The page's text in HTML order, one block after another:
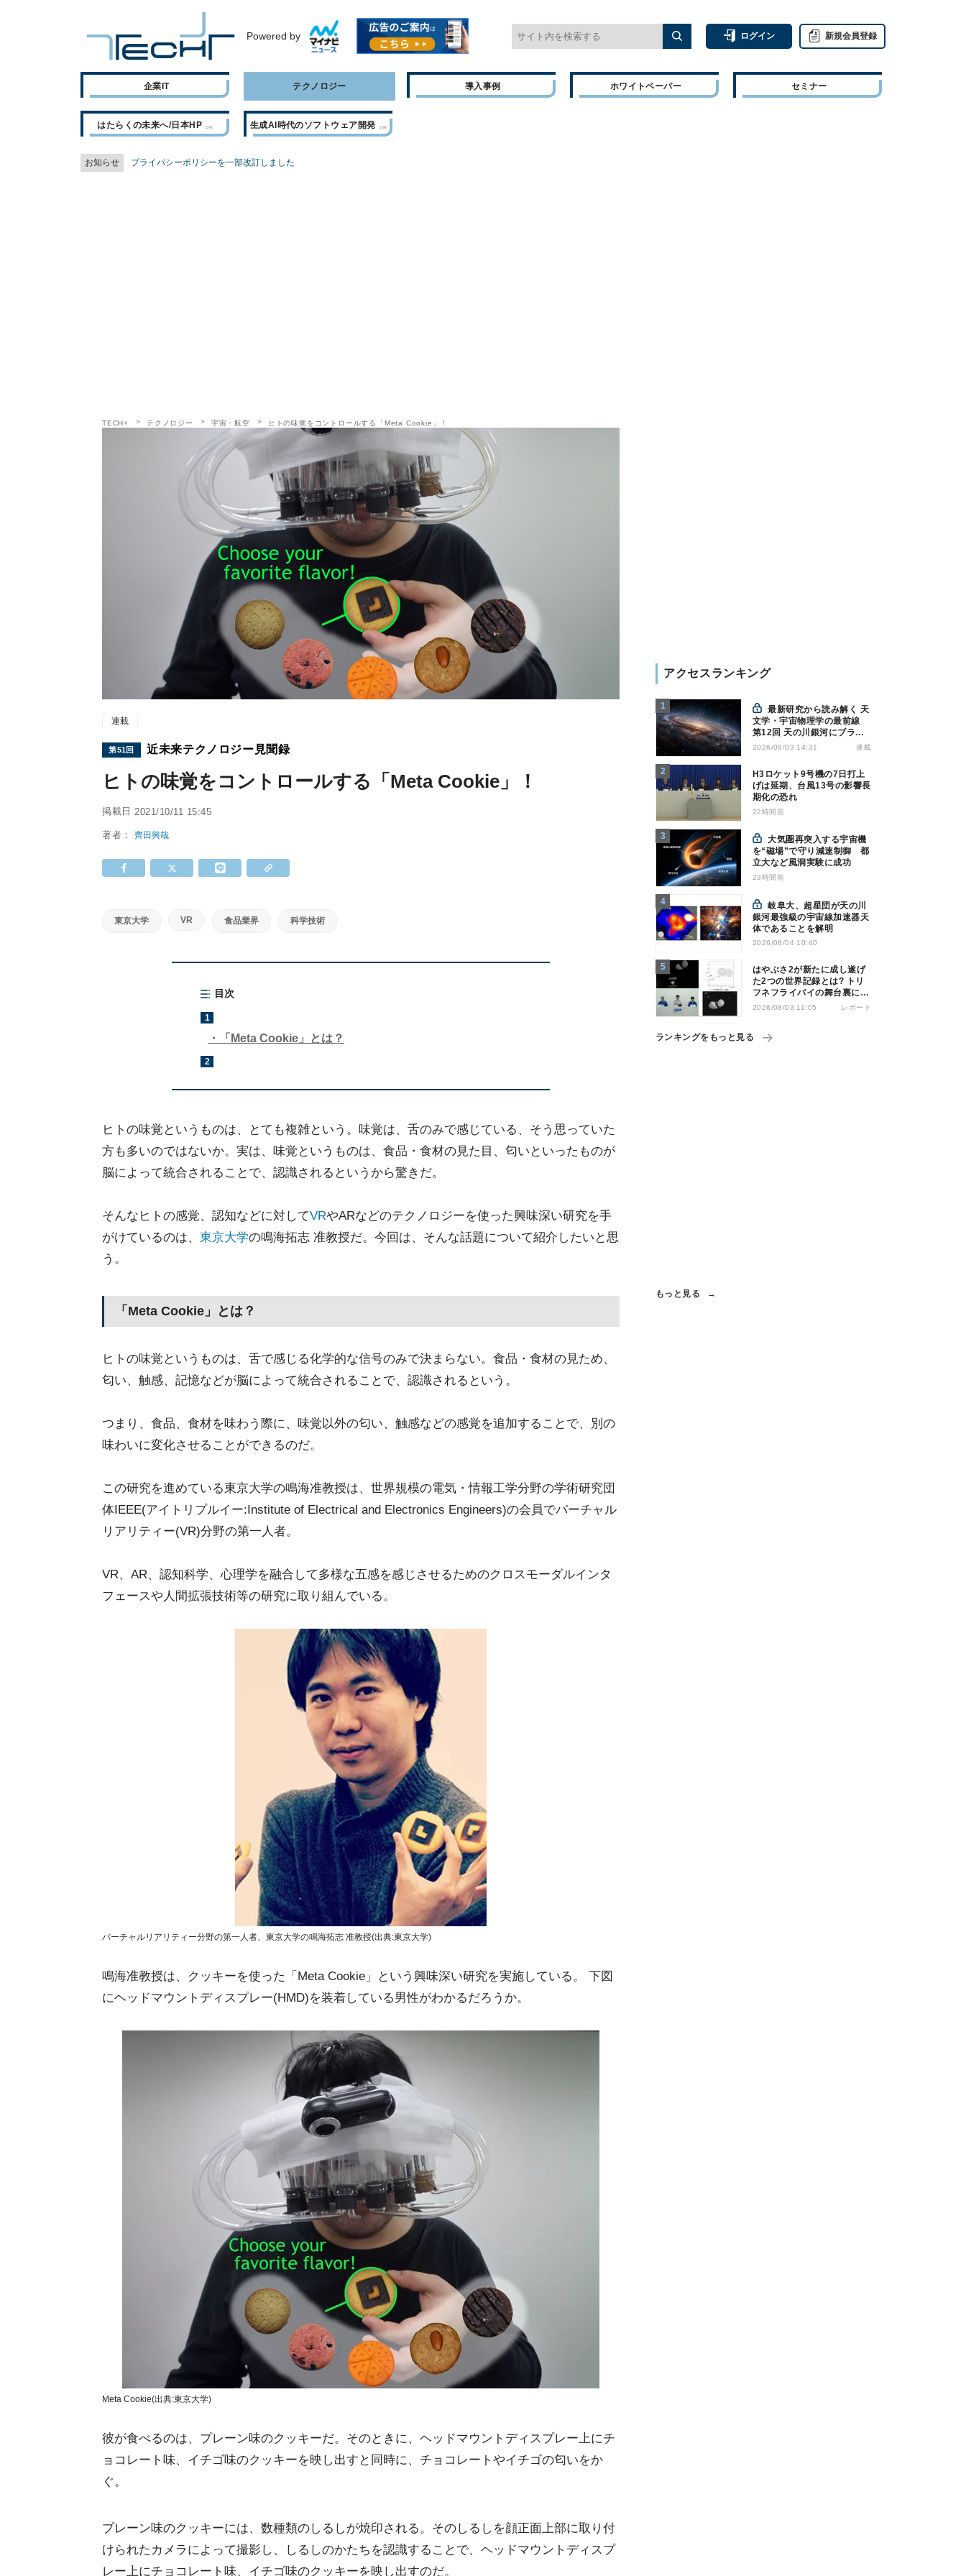
Powered by ログイン 新規会員登録
企業IT テクノロジー 導入事例 ホワイトペーパー セミナー
はたらくの未来へ/日本HP 生成AI時代のソフトウェア開発
お知らせ プライバシーポリシーを一部改訂しました
TECH+ テクノロジー 宇宙・航空 ヒトの味覚をコントロールする「Meta Cookie」！
連載
第51回 近未来テクノロジー見聞録
ヒトの味覚をコントロールする「Meta Cookie」！
掲載日 2021/10/11 15:45
著者：齊田興哉
東京大学 VR 食品業界 科学技術
目次
1
「Meta Cookie」とは？
2
ヒトの味覚というものは、とても複雑という。味覚は、舌のみで感じている、そう思っていた
方も多いのではないか。実は、味覚というものは、食品・食材の見た目、匂いといったものが
脳によって統合されることで、認識されるというから驚きだ。
そんなヒトの感覚、認知などに対してVRやARなどのテクノロジーを使った興味深い研究を手
がけているのは、 東京大学の鳴海拓志 准教授だ。今回は、そんな話題について紹介したいと思
う。
「Meta Cookie」とは？
ヒトの味覚というものは、舌で感じる化学的な信号のみで決まらない。食品・食材の見ため、
匂い、触感、記憶などが脳によって統合されることで、認識されるという。
つまり、食品、食材を味わう際に、味覚以外の匂い、触感などの感覚を追加することで、別の
味わいに変化させることができるのだ。
この研究を進めている東京大学の鳴海准教授は、世界規模の電気・情報工学分野の学術研究団
体IEEE(アイトリプルイー:Institute of Electrical and Electronics Engineers)の会員でバーチャル
リアリティー(VR)分野の第一人者。
VR、AR、認知科学、心理学を融合して多様な五感を感じさせるためのクロスモーダルインタ
フェースや人間拡張技術等の研究に取り組んでいる。
バーチャルリアリティー分野の第一人者、東京大学の鳴海拓志 准教授(出典:東京大学)
鳴海准教授は、クッキーを使った「Meta Cookie」という興味深い研究を実施している。 下図
にヘッドマウントディスプレー(HMD)を装着している男性がわかるだろうか。
Meta Cookie(出典:東京大学)
彼が食べるのは、プレーン味のクッキーだ。そのときに、ヘッドマウントディスプレー上にチ
ョコレート味、イチゴ味のクッキーを映し出すと同時に、チョコレートやイチゴの匂いをか
ぐ。
プレーン味のクッキーには、数種類のしるしが焼印される。そのしるしを顔正面上部に取り付
けられたカメラによって撮影し、しるしのかたちを認識することで、ヘッドマウントディスプ
レー上にチョコレート味、イチゴ味のクッキーを映し出すのだ。
アクセスランキング
最新研究から読み解く 天
文学・宇宙物理学の最前線
第12回 天の川銀河にブラッ
クホール1億7000万個？ - 大
2026/08/03 14:31 連載
H3ロケット9号機の7日打上
げは延期、台風13号の影響長
期化の恐れ
22時間前
大気圏再突入する宇宙機
を“磁場”で守り減速制御 都
立大など風洞実験に成功
23時間前
岐阜大、超星団が天の川
銀河最強級の宇宙線加速器天
体であることを解明
2026/08/04 10:40
はやぶさ2が新たに成し遂げ
た2つの世界記録とは? トリ
フネフライバイの舞台裏に迫
る
2026/08/03 11:05 レポート
ランキングをもっと見る
もっと見る